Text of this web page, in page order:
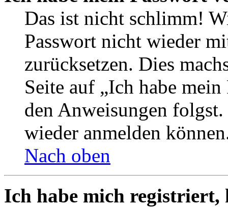
Das ist nicht schlimm!
Passwort nicht wieder
zurücksetzen. Dies
Seite auf „Ich habe
den Anweisungen
wieder anmelden
Nach oben
Ich habe mich